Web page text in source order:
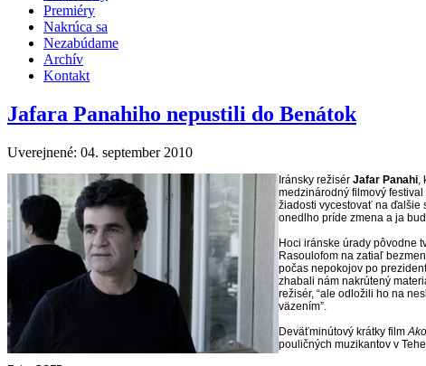
Premiéry
Nakrúca sa
Nezabúdame
Archív
Kontakt
Jafara Panahiho nepustili do Benátok
Uverejnené: 04. september 2010
Iránsky režisér Jafar Panahi,
medzinárodný filmový
žiadosti vycestovať na ďalšie
onedlho príde zmena a ja
Hoci iránske úrady pôvodne
Rasoulofom na zatiaľ
počas nepokojov po
zhabali nám nakrútený
režisér, “ale odložili ho na
väzením”.
Deväťminútový krátky film
pouličných muzikantov v